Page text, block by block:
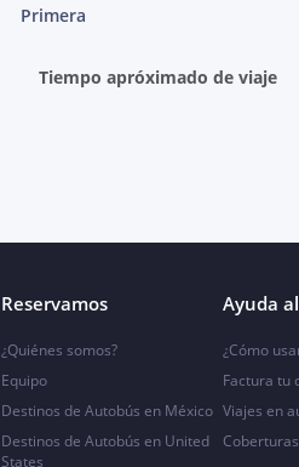
Primera
Tiempo apróximado de viaje
Reservamos
¿Quiénes somos?
Equipo
Destinos de Autobús en México
Destinos de Autobús en United
States
Ayuda
¿Cómo
Factura tu
Viajes en